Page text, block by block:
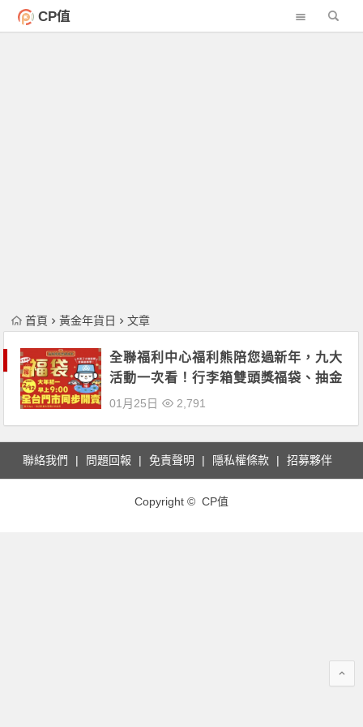
CP值
首頁 黃金年貨日 文章
全聯福利中心福利熊陪您過新年，九大
活動一次看！行李箱雙頭獎福袋、抽金
條、福利熊娃娃不可錯過！
01月25日 2,791
聯絡我們 問題回報 免責聲明 隱私權條款 招募夥伴
Copyright © CP值